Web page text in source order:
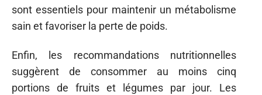
sont essentiels pour maintenir un métabolisme
sain et favoriser la perte de poids.
Enfin, les recommandations nutritionnelles
suggèrent de consommer au moins cinq
portions de fruits et légumes par jour. Les